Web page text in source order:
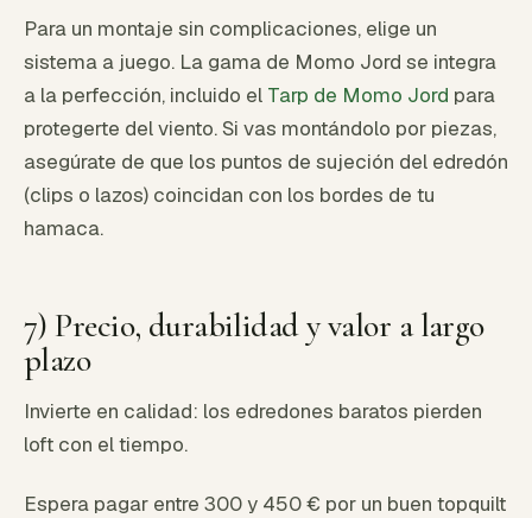
Para un montaje sin complicaciones, elige un
sistema a juego. La gama de Momo Jord se integra
a la perfección, incluido el Tarp de Momo Jord para
protegerte del viento. Si vas montándolo por piezas,
asegúrate de que los puntos de sujeción del edredón
(clips o lazos) coincidan con los bordes de tu
hamaca.
7) Precio, durabilidad y valor a largo
plazo
Invierte en calidad: los edredones baratos pierden
loft con el tiempo.
Espera pagar entre 300 y 450 € por un buen topquilt